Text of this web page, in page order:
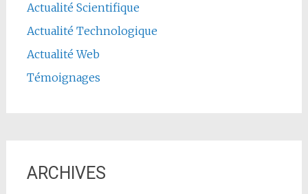
Actualité Scientifique
Actualité Technologique
Actualité Web
Témoignages
ARCHIVES